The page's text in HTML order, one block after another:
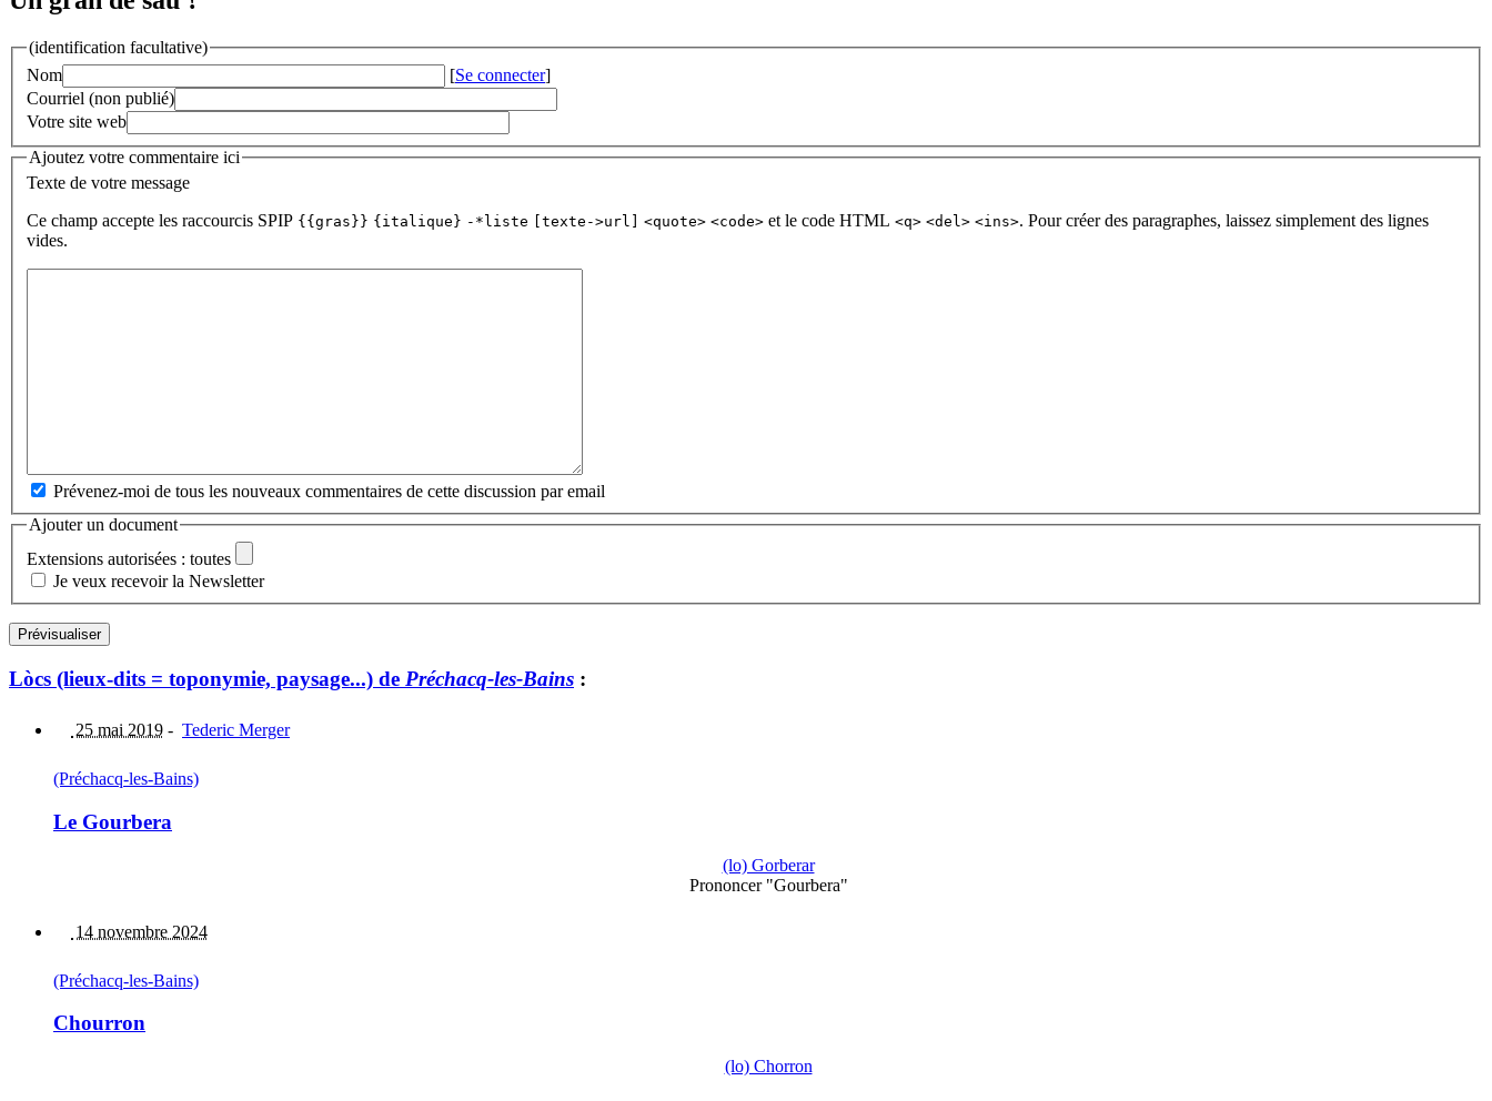
(identification facultative)
Nom
[Se connecter]
Courriel (non publié)
Votre site web
Ajoutez votre commentaire ici
Texte de votre message
Ce champ accepte les raccourcis SPIP {{gras}} {italique} -*liste [texte->url] <quote> <code> et le code HTML <q> <del> <ins>. Pour créer des paragraphes, laissez simplement des lignes
vides.
Prévenez-moi de tous les nouveaux commentaires de cette discussion par email
Ajouter un document
Extensions autorisées : toutes
Je veux recevoir la Newsletter
Lòcs (lieux-dits = toponymie, paysage...) de Préchacq-les-Bains :
25 mai 2019 - Tederic Merger
(Préchacq-les-Bains)
Le Gourbera
(lo) Gorberar
Prononcer "Gourbera"
14 novembre 2024
(Préchacq-les-Bains)
Chourron
(lo) Chorron